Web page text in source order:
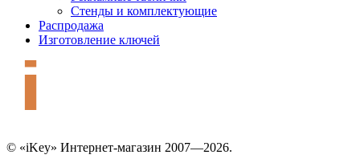
Стенды и комплектующие
Распродажа
Изготовление ключей
© «iKey» Интернет-магазин 2007—2026.